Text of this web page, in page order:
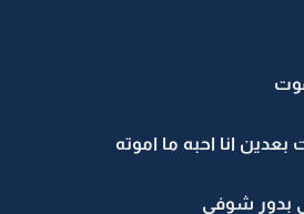
انا احبه ما اموته
بدور شوفي